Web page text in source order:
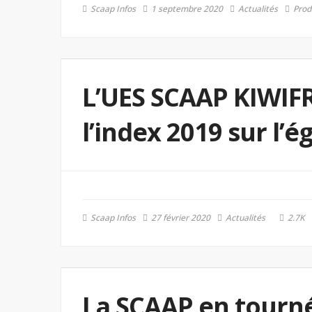
Scaap Infos 1 septembre 2020 Actualités
L’UES SCAAP
l’index 2019 sur
Scaap Infos 27 février 2020 Actualités 2.7K